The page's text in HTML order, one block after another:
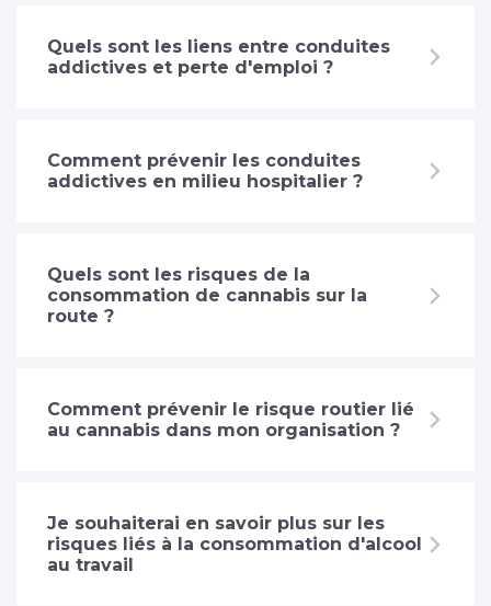
Quels sont les liens entre conduites
addictives et perte d'emploi ?
Comment prévenir les conduites
addictives en milieu hospitalier ?
Quels sont les risques de la
consommation de cannabis sur la
route ?
Comment prévenir le risque routier lié
au cannabis dans mon organisation ?
Je souhaiterai en savoir plus sur les
risques liés à la consommation d'alcool
au travail